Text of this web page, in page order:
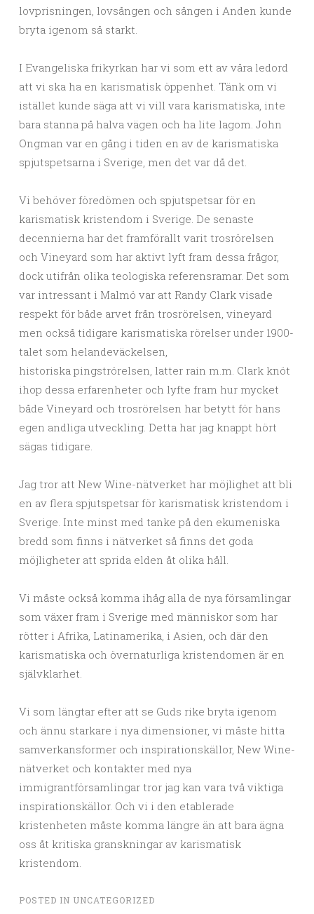
lovprisningen, lovsången och sången i Anden kunde
bryta igenom så starkt.
I Evangeliska frikyrkan har vi som ett av våra ledord
att vi ska ha en karismatisk öppenhet. Tänk om vi
istället kunde säga att vi vill vara karismatiska, inte
bara stanna på halva vägen och ha lite lagom. John
Ongman var en gång i tiden en av de karismatiska
spjutspetsarna i Sverige, men det var då det.
Vi behöver föredömen och spjutspetsar för en
karismatisk kristendom i Sverige. De senaste
decennierna har det framförallt varit trosrörelsen
och Vineyard som har aktivt lyft fram dessa frågor,
dock utifrån olika teologiska referensramar. Det som
var intressant i Malmö var att Randy Clark visade
respekt för både arvet från trosrörelsen, vineyard
men också tidigare karismatiska rörelser under 1900-
talet som helandeväckelsen,
historiska pingströrelsen, latter rain m.m. Clark knöt
ihop dessa erfarenheter och lyfte fram hur mycket
både Vineyard och trosrörelsen har betytt för hans
egen andliga utveckling. Detta har jag knappt hört
sägas tidigare.
Jag tror att New Wine-nätverket har möjlighet att bli
en av flera spjutspetsar för karismatisk kristendom i
Sverige. Inte minst med tanke på den ekumeniska
bredd som finns i nätverket så finns det goda
möjligheter att sprida elden åt olika håll.
Vi måste också komma ihåg alla de nya församlingar
som växer fram i Sverige med människor som har
rötter i Afrika, Latinamerika, i Asien, och där den
karismatiska och övernaturliga kristendomen är en
självklarhet.
Vi som längtar efter att se Guds rike bryta igenom
och ännu starkare i nya dimensioner, vi måste hitta
samverkansformer och inspirationskällor, New Wine-
nätverket och kontakter med nya
immigrantförsamlingar tror jag kan vara två viktiga
inspirationskällor. Och vi i den etablerade
kristenheten måste komma längre än att bara ägna
oss åt kritiska granskningar av karismatisk
kristendom.
POSTED IN UNCATEGORIZED